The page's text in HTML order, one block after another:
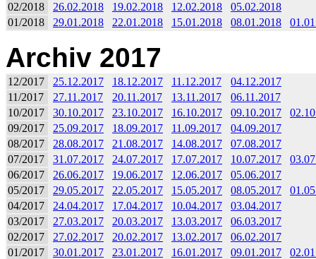
02/2018
26.02.2018 19.02.2018 12.02.2018
05.02.2018
01/2018
29.01.2018 22.01.2018 15.01.2018 08.01.2018
Archiv 2017
12/2017 25.12.2017 18.12.2017 11.12.2017
04.12.2017
11/2017
27.11.2017 20.11.2017 13.11.2017
06.11.2017
10/2017
30.10.2017 23.10.2017 16.10.2017 09.10.2017
09/2017
25.09.2017 18.09.2017 11.09.2017
04.09.2017
08/2017
28.08.2017 21.08.2017 14.08.2017
07.08.2017
07/2017
31.07.2017 24.07.2017 17.07.2017 10.07.2017
06/2017
26.06.2017 19.06.2017 12.06.2017
05.06.2017
05/2017
29.05.2017 22.05.2017 15.05.2017 08.05.2017
04/2017
24.04.2017 17.04.2017 10.04.2017
03.04.2017
03/2017
27.03.2017 20.03.2017 13.03.2017
06.03.2017
02/2017
27.02.2017 20.02.2017 13.02.2017
06.02.2017
01/2017
30.01.2017 23.01.2017 16.01.2017 09.01.2017